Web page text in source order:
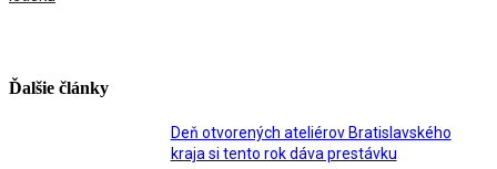
Ďalšie články
Deň otvorených ateliérov Bratislavského
kraja si tento rok dáva prestávku